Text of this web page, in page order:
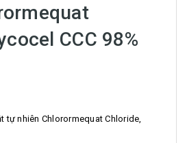
CCC 98%
tự nhiên Chlorormequat Chloride,